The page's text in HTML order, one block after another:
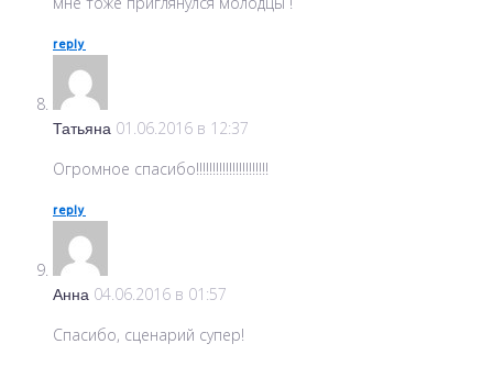
reply
Татьяна 01.06.2016 в 12:37
Огромное спасибо!!!!!!!!!!!!!!!!!!!!!!
reply
Анна 04.06.2016 в 01:57
Спасибо, сценарий супер!